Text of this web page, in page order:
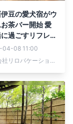
豆の愛犬宿がウ
茶バー開始 愛
過ごすリフレッ
｜2026年4月1
～
04-08 11:00
株式会社リロバケーションズ